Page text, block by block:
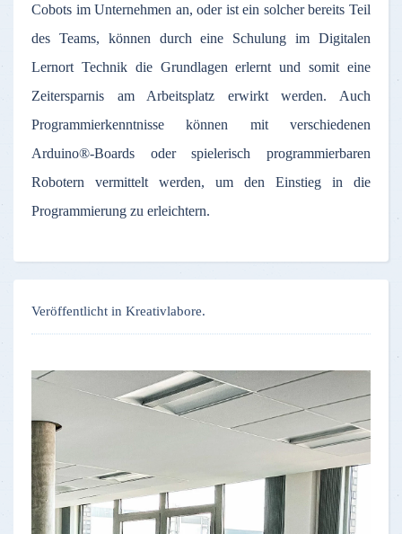
Cobots im Unternehmen an, oder ist ein solcher bereits Teil
des Teams, können durch eine Schulung im Digitalen
Lernort Technik die Grundlagen erlernt und somit eine
Zeitersparnis am Arbeitsplatz erwirkt werden. Auch
Programmierkenntnisse können mit verschiedenen
Arduino®-Boards oder spielerisch programmierbaren
Robotern vermittelt werden, um den Einstieg in die
Programmierung zu erleichtern.
Veröffentlicht in Kreativlabore.